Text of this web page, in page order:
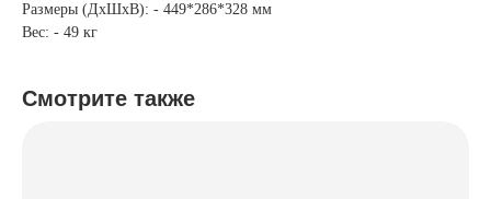
Размеры (ДхШхВ): - 449*286*328 мм
Вес: - 49 кг
Смотрите также